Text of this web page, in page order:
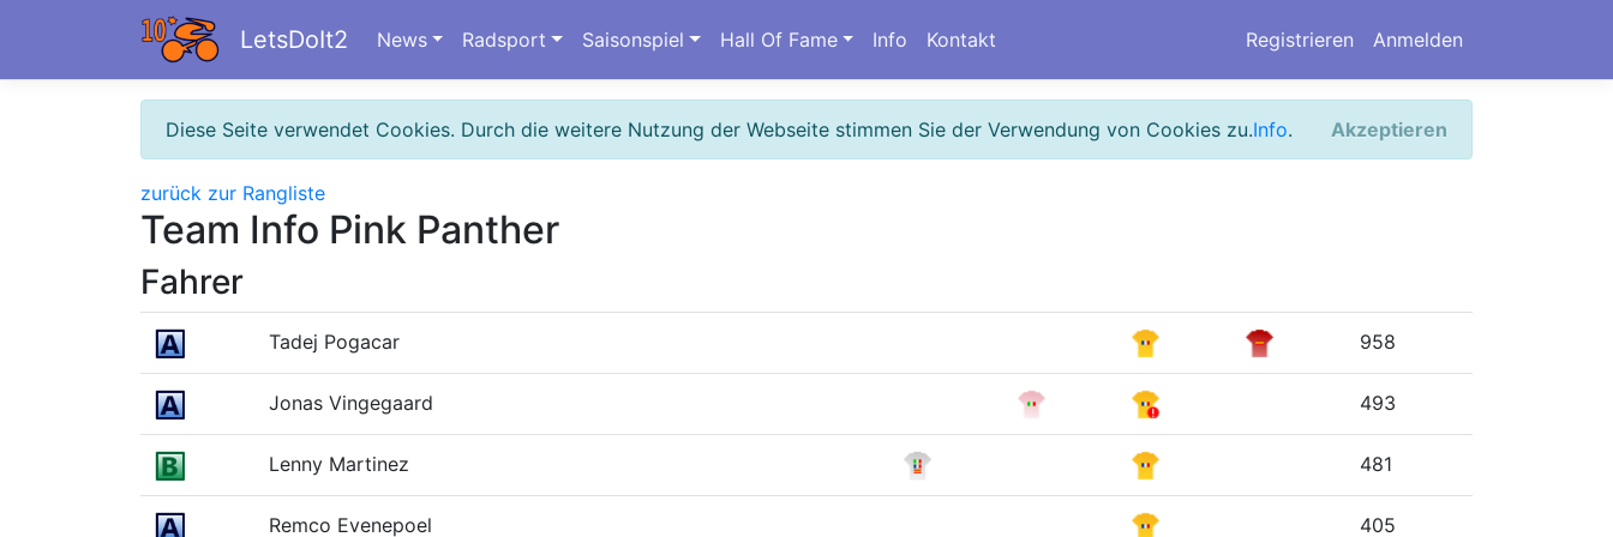
LetsDoIt2 Registrieren Anmelden
News Radsport Saisonspiel Hall Of Fame Info Kontakt
Diese Seite verwendet Cookies. Durch die weitere Nutzung der Webseite stimmen Sie der Verwendung von Cookies zu.Info. Akzeptieren
zurück zur Rangliste
Team Info Pink Panther
Fahrer
Tadej Pogacar 958
Jonas Vingegaard 493
Lenny Martinez 481
Remco Evenepoel 405